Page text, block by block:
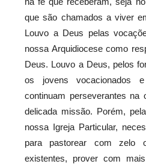
que são chamados a viver
Louvo a Deus pelas
nossa Arquidiocese como
Deus. Louvo a Deus, pelos
os jovens vocacionados
continuam perseverantes
delicada missão. Porém,
nossa Igreja Particular,
para pastorear com zelo
existentes, prover com